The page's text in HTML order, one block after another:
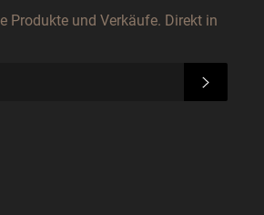
Produkte und Verkäufe. Direkt in